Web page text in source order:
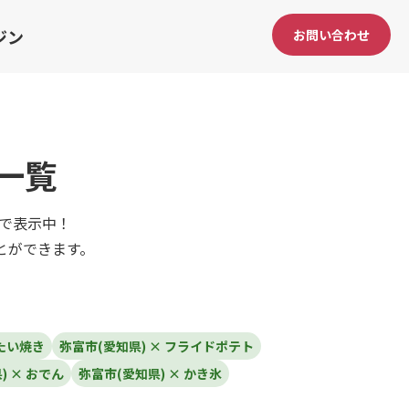
ン お問い合わせ
覧
表示中！
できます。
焼き
弥富市(愛知県) × フライドポテト
) × おでん
弥富市(愛知県) × かき氷